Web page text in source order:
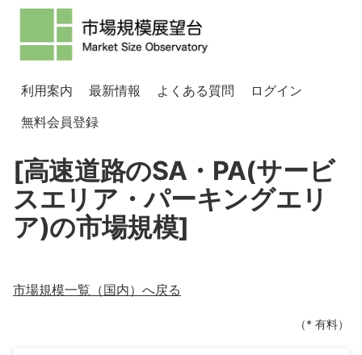
利用案内 最新情報 よくある質問
ログイン
無料会員登録
[高速道路のSA・PA(サービ
スエリア・パーキングエリ
ア)の市場規模]
市場規模一覧（国内）へ戻る
（* 有料）